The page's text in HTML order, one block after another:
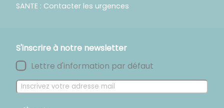
SANTE : Contacter les urgences
S'inscrire à notre newsletter
Lettre d'information par défaut